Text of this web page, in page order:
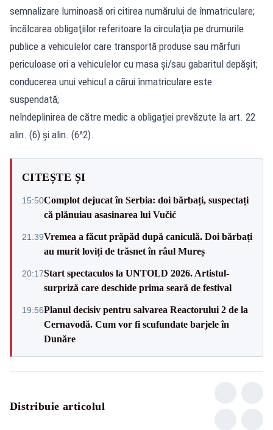
semnalizare luminoasă ori citirea numărului de înmatriculare;
încălcarea obligaţiilor referitoare la circulaţia pe drumurile
publice a vehiculelor care transportă produse sau mărfuri
periculoase ori a vehiculelor cu masa şi/sau gabaritul depăşit;
conducerea unui vehicul a cărui înmatriculare este
suspendată;
neîndeplinirea de către medic a obligației prevăzute la art. 22
alin. (6) și alin. (6^2).
CITEȘTE ȘI
15:50Complot dejucat în Serbia: doi bărbați, suspectați
că plănuiau asasinarea lui Vučić
21:39Vremea a făcut prăpăd după caniculă. Doi bărbați
au murit loviți de trăsnet în râul Mureș
20:17Start spectaculos la UNTOLD 2026. Artistul-
surpriză care deschide prima seară de festival
19:56Planul decisiv pentru salvarea Reactorului 2 de la
Cernavodă. Cum vor fi scufundate barjele în
Dunăre
Distribuie articolul